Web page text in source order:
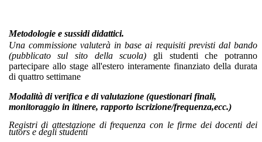
Metodologie e sussidi didattici.
Una commissione valuterà in base ai requisiti previsti dal bando
(pubblicato sul sito della scuola) gli studenti che potranno
partecipare allo stage all'estero interamente finanziato della durata
di quattro settimane
Modalità di verifica e di valutazione (questionari finali,
monitoraggio in itinere, rapporto iscrizione/frequenza,ecc.)
Registri di attestazione di frequenza con le firme dei docenti dei
tutors e degli studenti